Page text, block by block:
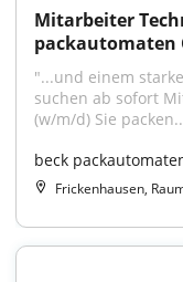
Mitarbeiter
packautomaten
"...und einem
suchen ab sofort
(w/m/d) Sie
beck
Frickenhausen,